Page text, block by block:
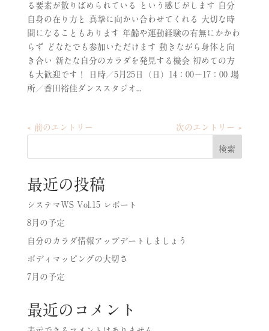
る要素が散りばめられている という感じがします 自分
自身の在り方と 真摯に向かい合わせてくれる 大切な時
間になることもあります 年齢や運動経験の有無にかかわ
らず どなたでも参加いただけます 動きながら身体と向
き合い 新たな自分のカラダを発見する機会 初めての方
も大歓迎です！ 日時／5月25日（日）14：00〜17：00 場
所／香田裕佳ダンススタジオ...
« 前のエントリー 次のエントリー »
検索
最近の投稿
システマWS Vol.15 レポート
8月の予定
自分のカラダ情報アップデートしましょう
ボディマッピングの大切さ
7月の予定
最近のコメント